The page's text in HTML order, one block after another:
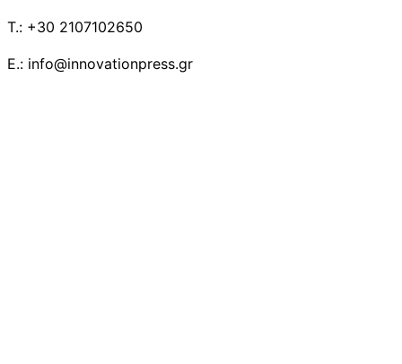
T.: +30 2107102650
E.: info@innovationpress.gr